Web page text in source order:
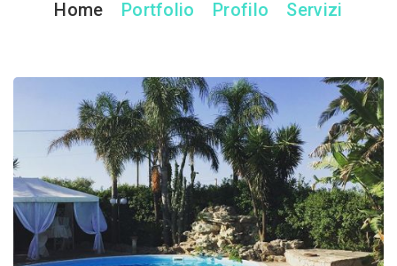
Home Portfolio Profilo Servizi